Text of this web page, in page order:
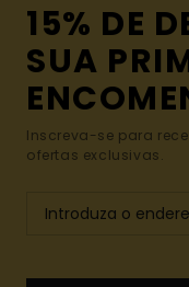
15% DE
SUA
Inscreva-se para
ofertas exclusivas.